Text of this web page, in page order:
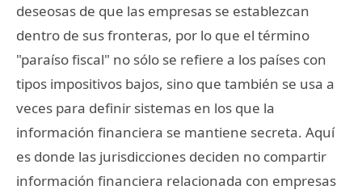
deseosas de que las empresas se establezcan
dentro de sus fronteras, por lo que el término
"paraíso fiscal" no sólo se refiere a los países con
tipos impositivos bajos, sino que también se usa a
veces para definir sistemas en los que la
información financiera se mantiene secreta. Aquí
es donde las jurisdicciones deciden no compartir
información financiera relacionada con empresas